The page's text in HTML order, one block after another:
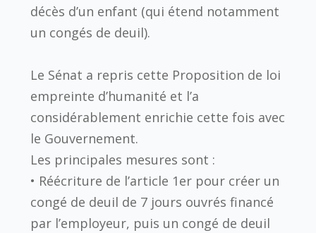
décès d’un enfant (qui étend notamment
un congés de deuil).
Le Sénat a repris cette Proposition de loi
empreinte d’humanité et l’a
considérablement enrichie cette fois avec
le Gouvernement.
Les principales mesures sont :
• Réécriture de l’article 1er pour créer un
congé de deuil de 7 jours ouvrés financé
par l’employeur, puis un congé de deuil